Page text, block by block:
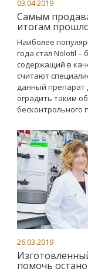
03.04.2019
Самым
итогам
Наиболее
года стал Nolotil
содержащий в
считают
данный препарат
оградить таким
бесконтрольного
26.03.2019
помочь